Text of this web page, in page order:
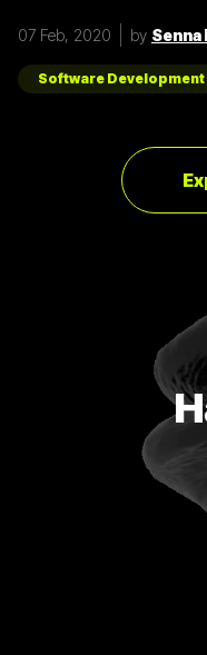
รูปแบบการเขียนภาษา
การเขียนที่หลากหลาย มา
Array ด้วยภาษา
โดยปกติแล้วการ copy ค่า
ได้ดังนี้
07 Feb, 2020 by Senna
Software Development